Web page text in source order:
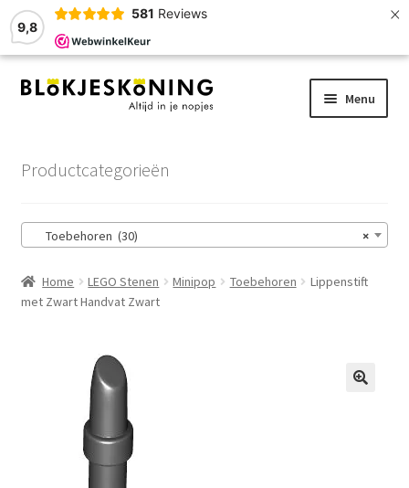
9,8
581 Reviews ×
Ga
Ga
Menu
Winkelmand
Afrekenen
Productcategorieën
×
Toebehoren (30)
Home LEGO Stenen Minipop Toebehoren
Lippenstift
met Zwart Handvat Zwart